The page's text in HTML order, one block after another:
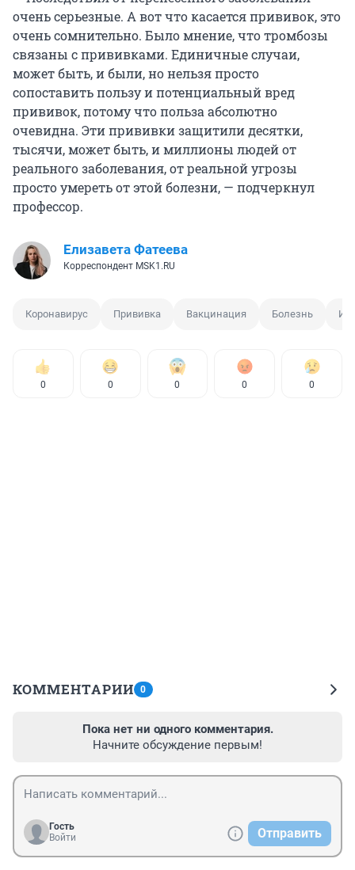
очень серьезные. А вот что касается прививок, это
очень сомнительно. Было мнение, что тромбозы
связаны с прививками. Единичные случаи,
может быть, и были, но нельзя просто
сопоставить пользу и потенциальный вред
прививок, потому что польза абсолютно
очевидна. Эти прививки защитили десятки,
тысячи, может быть, и миллионы людей от
реального заболевания, от реальной угрозы
просто умереть от этой болезни, — подчеркнул
профессор.
Елизавета Фатеева
Корреспондент MSK1.RU
Коронавирус Прививка Вакцинация Болезнь
0 0 0 0 0
КОММЕНТАРИИ 0
Пока нет ни одного комментария.
Начните обсуждение первым!
Гость
Войти
Отправить